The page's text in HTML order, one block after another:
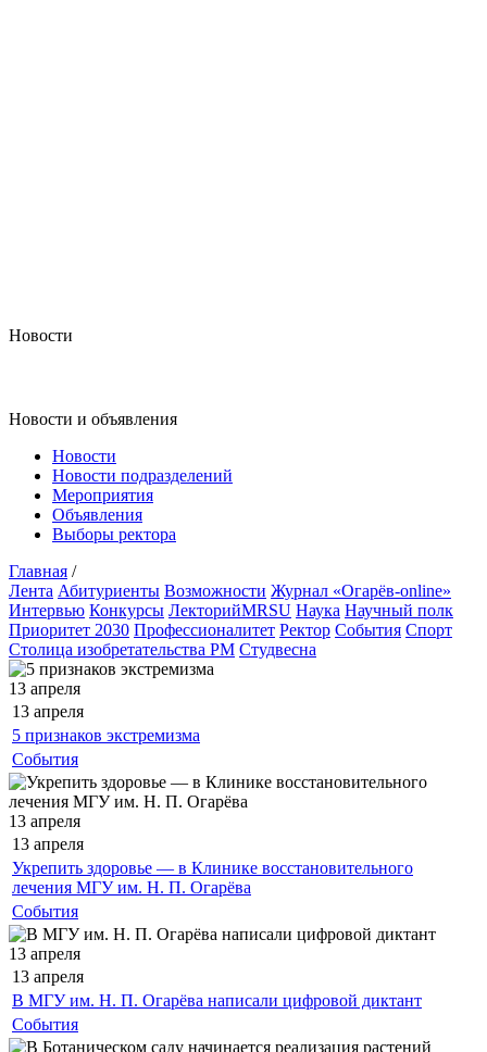
Новости
Новости и объявления
Новости
Новости подразделений
Мероприятия
Объявления
Выборы ректора
Главная /
Лента Абитуриенты Возможности Журнал «Огарёв-online»
Интервью Конкурсы ЛекторийMRSU Наука Научный полк
Приоритет 2030 Профессионалитет Ректор События Спорт
Столица изобретательства РМ Студвесна
13 апреля
13 апреля
5 признаков экстремизма
События
13 апреля
13 апреля
Укрепить здоровье — в Клинике восстановительного
лечения МГУ им. Н. П. Огарёва
События
13 апреля
13 апреля
В МГУ им. Н. П. Огарёва написали цифровой диктант
События